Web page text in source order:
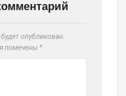
опубликован.
помечены *